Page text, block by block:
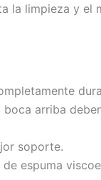
la limpieza y el
arriba
soporte.
espuma